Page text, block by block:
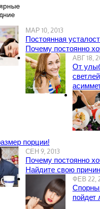
МАР 10, 2013
Постоянная
Почему постоянно
АВГ 18,
От
порции!
СЕН 9, 2013
Почему постоянно
Найдите свою
ФЕВ 22,
пойдет